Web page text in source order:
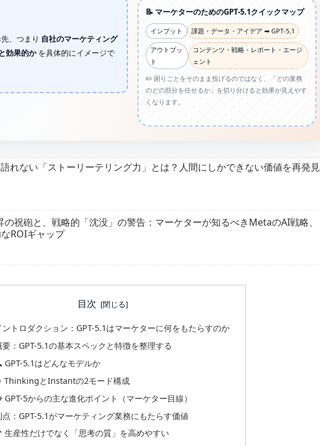
、つまり 自社のマーケティング
効果的かを具体的にイメージで
📝 マーケターのためのGPT-5.1クイックマップ
インプット 課題・データ・アイデア ➡ GPT-5.1
アウトプッ
ト
コンテンツ・戦略・レポート・エージ
ェント
✏️ 困りごとをそのまま投げるのではなく、「どの業務
のどの部分を任せるか」を切り分けると効果が見えやす
くなります。
れない「ストーリーテリング力」とは？人間にしかできない価値を再発見
の祝砲と、戦略的「沈没」の警告：マーケターが知るべきMetaのAI戦略、
ROIギャップ
目次
ントロダクション：GPT-5.1はマーケターに何をもたらすのか
要：GPT-5.1の基本スペックと特徴を整理する
GPT-5.1はどんなモデルか
ThinkingとInstantの2モード構成
GPT-5からの主な進化ポイント（マーケター目線）
点：GPT-5.1がマーケティング業務にもたらす価値
生産性だけでなく「思考の質」を高めやすい